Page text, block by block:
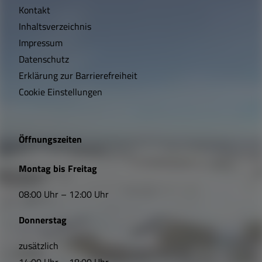
c
h
t
i
e
L
n
k
s
Kontakt
Inhaltsverzeichnis
Impressum
Datenschutz
Erklärung zur Barrierefreiheit
Cookie Einstellungen
Öffnungszeiten
Montag bis Freitag
08:00 Uhr – 12:00 Uhr
Donnerstag
zusätzlich